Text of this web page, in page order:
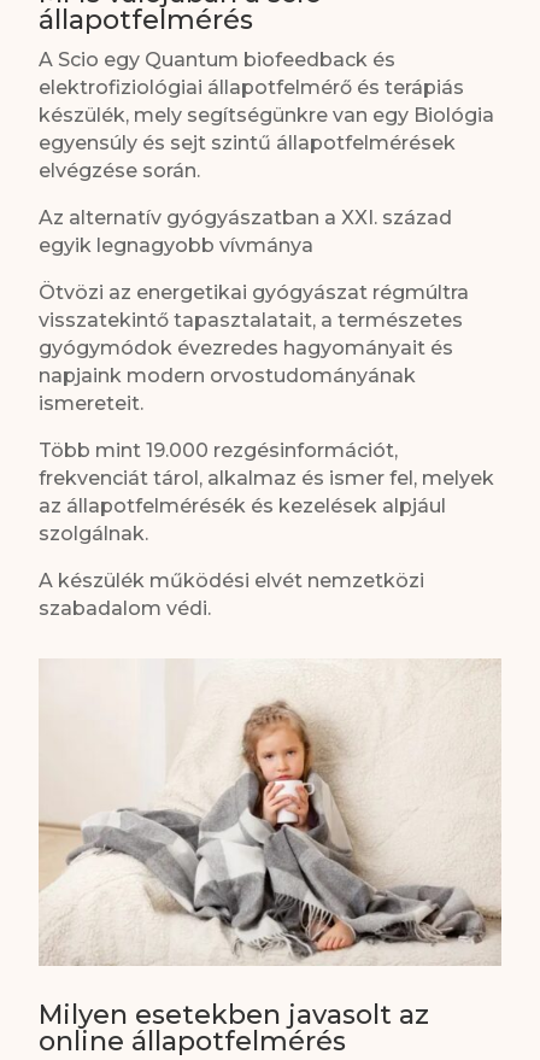
állapotfelmérés
A Scio egy Quantum biofeedback és
elektrofiziológiai állapotfelmérő és terápiás
készülék, mely segítségünkre van egy Biológia
egyensúly és sejt szintű állapotfelmérések
elvégzése során.
Az alternatív gyógyászatban a XXI. század
egyik legnagyobb vívmánya
Ötvözi az energetikai gyógyászat régmúltra
visszatekintő tapasztalatait, a természetes
gyógymódok évezredes hagyományait és
napjaink modern orvostudományának
ismereteit.
Több mint 19.000 rezgésinformációt,
frekvenciát tárol, alkalmaz és ismer fel, melyek
az állapotfelmérésék és kezelések alpjául
szolgálnak.
A készülék működési elvét nemzetközi
szabadalom védi.
Milyen esetekben javasolt az
online állapotfelmérés